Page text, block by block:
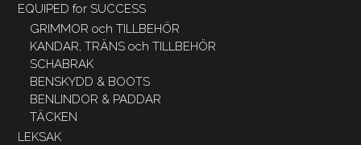
EQUIPED for SUCCESS
GRIMMOR och TILLBEHÖR
KANDAR, TRÄNS och TILLBEHÖR
SCHABRAK
BENSKYDD & BOOTS
BENLINDOR & PADDAR
TÄCKEN
LEKSAK